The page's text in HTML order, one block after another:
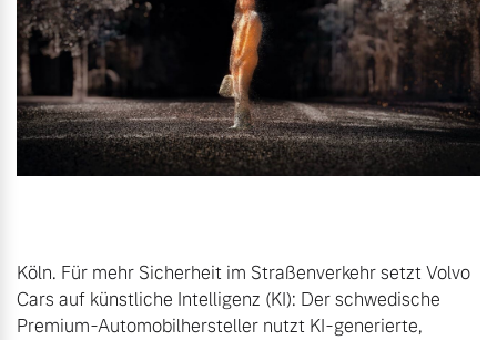
Aktuelle Serviceangebote
Service by Volvo
Köln. Für mehr Sicherheit im Straßenverkehr setzt Volvo
Cars auf künstliche Intelligenz (KI): Der schwedische
Premium-Automobilhersteller nutzt KI-generierte,